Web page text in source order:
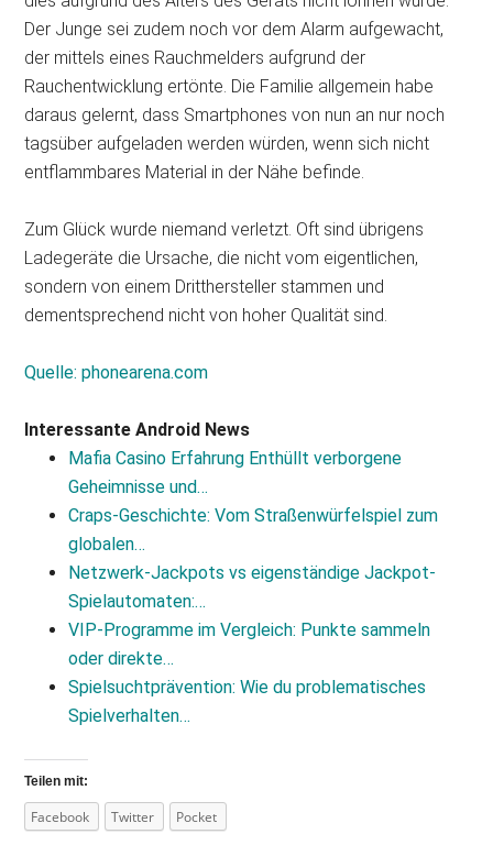
Der Junge sei zudem noch vor dem Alarm aufgewacht,
der mittels eines Rauchmelders aufgrund der
Rauchentwicklung ertönte. Die Familie allgemein habe
daraus gelernt, dass Smartphones von nun an nur noch
tagsüber aufgeladen werden würden, wenn sich nicht
entflammbares Material in der Nähe befinde.
Zum Glück wurde niemand verletzt. Oft sind übrigens
Ladegeräte die Ursache, die nicht vom eigentlichen,
sondern von einem Dritthersteller stammen und
dementsprechend nicht von hoher Qualität sind.
Quelle: phonearena.com
Interessante Android News
Mafia Casino Erfahrung Enthüllt verborgene
Geheimnisse und…
Craps-Geschichte: Vom Straßenwürfelspiel zum
globalen…
Netzwerk-Jackpots vs eigenständige Jackpot-
Spielautomaten:…
VIP-Programme im Vergleich: Punkte sammeln
oder direkte…
Spielsuchtprävention: Wie du problematisches
Spielverhalten…
Teilen mit:
Facebook Twitter Pocket